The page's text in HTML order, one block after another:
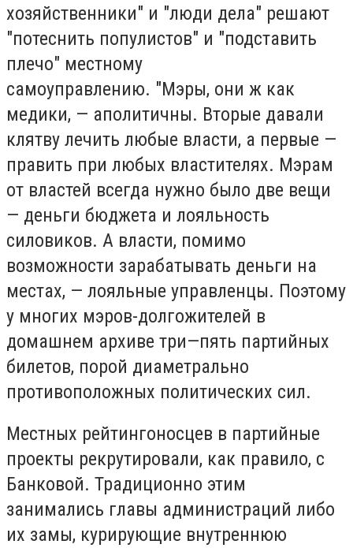
хозяйственники" и "люди дела" решают
"потеснить популистов" и "подставить
плечо" местному
самоуправлению. "Мэры, они ж как
медики, — аполитичны. Вторые давали
клятву лечить любые власти, а первые —
править при любых властителях. Мэрам
от властей всегда нужно было две вещи
— деньги бюджета и лояльность
силовиков. А власти, помимо
возможности зарабатывать деньги на
местах, — лояльные управленцы. Поэтому
у многих мэров-долгожителей в
домашнем архиве три—пять партийных
билетов, порой диаметрально
противоположных политических сил.
Местных рейтингоносцев в партийные
проекты рекрутировали, как правило, с
Банковой. Традиционно этим
занимались главы администраций либо
их замы, курирующие внутреннюю